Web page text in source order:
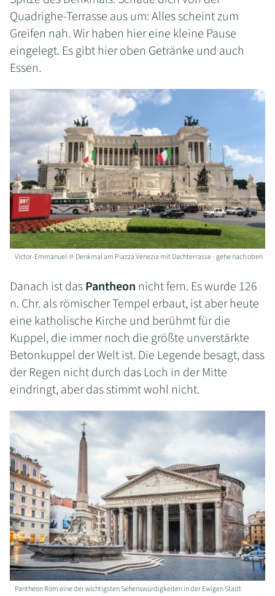
Quadrighe-Terrasse aus um: Alles scheint zum
Greifen nah. Wir haben hier eine kleine Pause
eingelegt. Es gibt hier oben Getränke und auch
Essen.
Victor-Emmanuel-II-Denkmal am Piazza Venezia mit Dachterrasse - gehe nach oben
Danach ist dasPantheon nicht fern. Es wurde 126
n. Chr. als römischer Tempel erbaut, ist aber heute
eine katholische Kirche und berühmt für die
Kuppel, die immer noch die größte unverstärkte
Betonkuppel der Welt ist. Die Legende besagt, dass
der Regen nicht durch das Loch in der Mitte
eindringt, aber das stimmt wohl nicht.
Pantheon Rom eine der wichtigsten Sehenswürdigkeiten in der Ewigen Stadt